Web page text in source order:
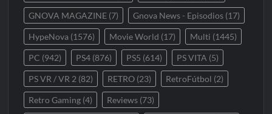
GNOVA MAGAZINE (7) Gnova News - Episodios (17)
HypeNova (1576) Movie World (17) Multi (1445)
PC (942) PS4 (876) PS5 (614) PS VITA (5)
PS VR / VR 2 (82) RETRO (23) RetroFútbol (2)
Retro Gaming (4) Reviews (73)